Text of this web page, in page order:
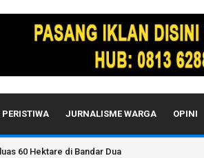
PERISTIWA JURNALISME WARGA OPINI
Dua Pidie Jaya?